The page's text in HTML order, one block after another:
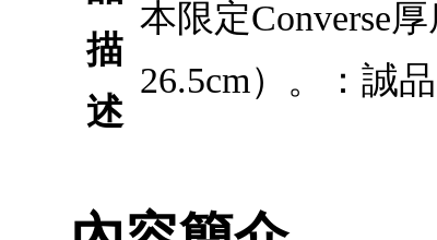
描
述
本限定Converse
26.5cm）。：誠